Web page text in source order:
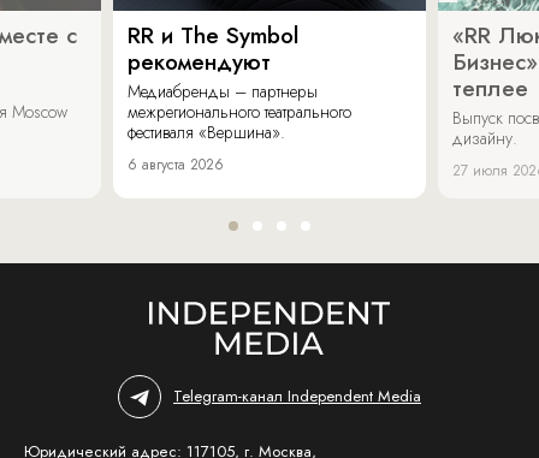
с
Moscow
RR и The Symbol
рекомендуют
Медиабренды – партнеры
межрегионального театрального
фестиваля «Вершина».
6 августа 2026
«RR
теплее
Выпуск
дизайну.
27 июля
Telegram-канал Independent Media
Юридический адрес: 117105, г. Москва,